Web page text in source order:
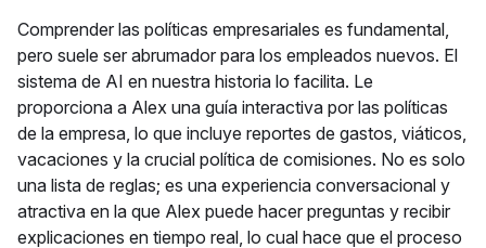
Comprender las políticas empresariales es fundamental,
pero suele ser abrumador para los empleados nuevos. El
sistema de AI en nuestra historia lo facilita. Le
proporciona a Alex una guía interactiva por las políticas
de la empresa, lo que incluye reportes de gastos, viáticos,
vacaciones y la crucial política de comisiones. No es solo
una lista de reglas; es una experiencia conversacional y
atractiva en la que Alex puede hacer preguntas y recibir
explicaciones en tiempo real, lo cual hace que el proceso